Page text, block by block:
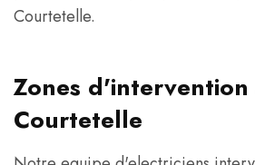
Courtetelle.
Zones
Courtetelle